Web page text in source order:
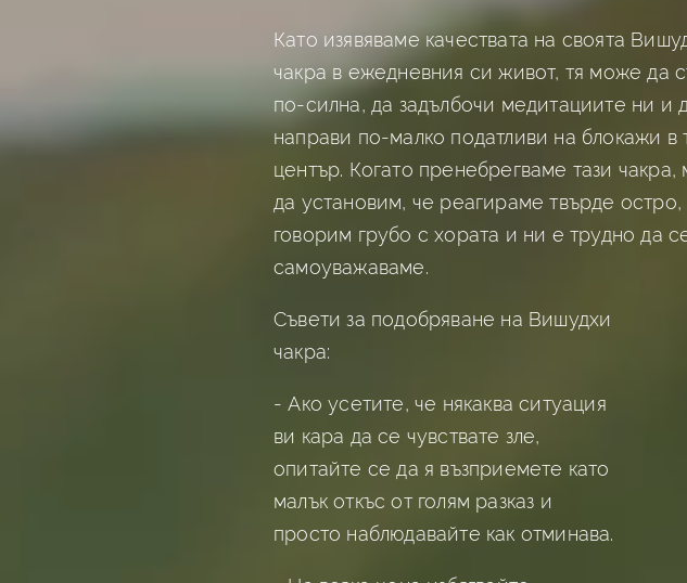
Като изявяваме качествата на своята
чакра в ежедневния си живот, тя може да
по-силна, да задълбочи медитациите ни и
направи по-малко податливи на блокажи в
център. Когато пренебрегваме тази
да установим, че реагираме твърде остро,
говорим грубо с хората и ни е трудно да
самоуважаваме.
Съвети за подобряване на Вишудхи
чакра:
- Ако усетите, че някаква ситуация
ви кара да се чувствате зле,
опитайте се да я възприемете като
малък откъс от голям разказ и
просто наблюдавайте как отминава.